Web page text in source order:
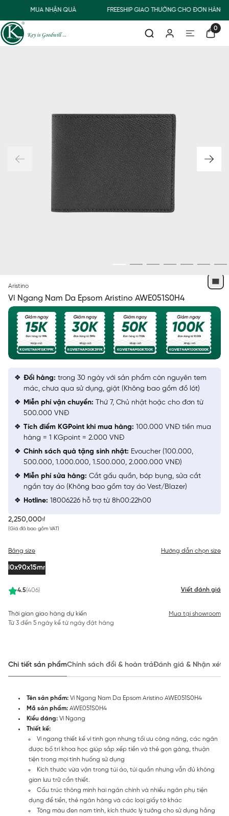
MUA NHẬN QUÀ FREESHIP GIAO THƯỜNG CHO ĐƠN
0
Aristino
Ví Ngang Nam Da Epsom Aristino AWE051S0H4
2,250,000₫
(Giá đã bao gồm VAT)
4.5(406) Viết đánh giá
Bảng size Hướng dẫn chọn size
110x90x15mm
Thời gian giao hàng dự kiến
Từ 3 đến 5 ngày kể từ ngày đặt hàng
Mua tại showroom
Đổi hàng: trong 30 ngày với sản phẩm còn nguyên tem
mác, chưa qua sử dụng, giặt (Không bao gồm đồ lót)
Miễn phí vận chuyển: Thứ 7, Chủ nhật hoặc cho đơn từ
500.000 VNĐ
Tích điểm KGPoint khi mua hàng: 100.000 VNĐ tiền mua
hàng = 1 KGpoint = 2.000 VNĐ
Chính sách quà tặng sinh nhật: Evoucher (100.000,
500.000, 1.000.000, 1.500.000, 2.000.000 VNĐ)
Miễn phí sửa hàng: Cắt gấu quần, bóp bụng, sửa cắt
ngắn tay áo (Không bao gồm tay áo Vest/Blazer)
Hotline: 18006226 hỗ trợ từ 8h00:22h00
Chi tiết sản phẩmChính sách đổi & hoàn trảĐánh giá & Nhận xét
Tên sản phẩm: Ví Ngang Nam Da Epsom Aristino AWE051S0H4
Mã sản phẩm: AWE051S0H4
Kiểu dáng: Ví Ngang
Thiết kế:
Ví ngang thiết kế ví tinh gọn nhưng tối ưu công năng, các ngăn
được bố trí khoa học giúp sắp xếp tiền và thẻ gọn gàng, thuận
tiện trong mọi tình huống sử dụng
Kích thước vừa vặn trong túi áo, túi quần nhưng vẫn đủ không
gian lưu trữ cần thiết.
Cấu trúc thông minh hai ngăn chính và nhiều ngăn phụ tiện
dụng để tiền, thẻ ngân hàng và các loại giấy tờ khác
Tông màu đen nam tính, kích thước lý tưởng cho sử dụng hằng